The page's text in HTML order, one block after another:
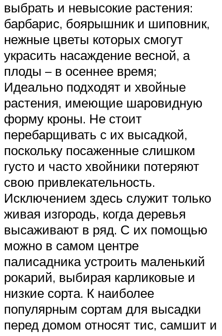
выбрать и невысокие растения:
барбарис, боярышник и шиповник,
нежные цветы которых смогут
украсить насаждение весной, а
плоды – в осеннее время;
Идеально подходят и хвойные
растения, имеющие шаровидную
форму кроны. Не стоит
перебарщивать с их высадкой,
поскольку посаженные слишком
густо и часто хвойники потеряют
свою привлекательность.
Исключением здесь служит только
живая изгородь, когда деревья
высаживают в ряд. С их помощью
можно в самом центре
палисадника устроить маленький
рокарий, выбирая карликовые и
низкие сорта. К наиболее
популярным сортам для высадки
перед домом относят тис, самшит и